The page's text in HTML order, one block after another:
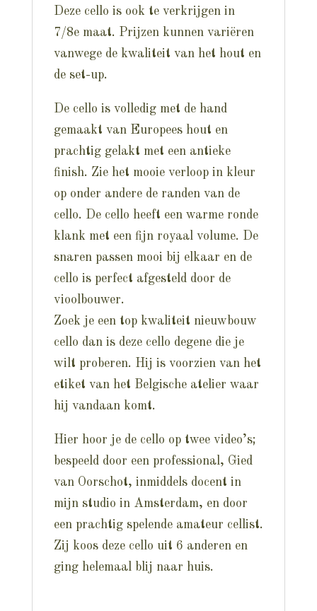
Deze cello is ook te verkrijgen in
7/8e maat. Prijzen kunnen variëren
vanwege de kwaliteit van het hout en
de set-up.
De cello is volledig met de hand
gemaakt van Europees hout en
prachtig gelakt met een antieke
finish. Zie het mooie verloop in kleur
op onder andere de randen van de
cello. De cello heeft een warme ronde
klank met een fijn royaal volume. De
snaren passen mooi bij elkaar en de
cello is perfect afgesteld door de
vioolbouwer.
Zoek je een top kwaliteit nieuwbouw
cello dan is deze cello degene die je
wilt proberen. Hij is voorzien van het
etiket van het Belgische atelier waar
hij vandaan komt.
Hier hoor je de cello op twee video’s;
bespeeld door een professional, Gied
van Oorschot, inmiddels docent in
mijn studio in Amsterdam, en door
een prachtig spelende amateur cellist.
Zij koos deze cello uit 6 anderen en
ging helemaal blij naar huis.